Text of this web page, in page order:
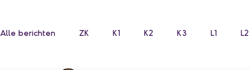
Alle berichten ZK K1 K2 K3 L1 L2